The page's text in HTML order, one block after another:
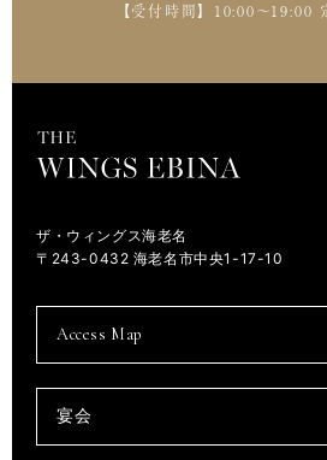
【受付時間】 10:00～19:00
ザ・ウィングス海老名
〒243-0432 海老名市中央1-17-10
Access Map
宴会